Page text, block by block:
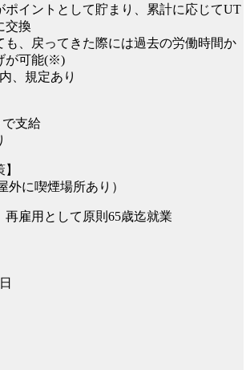
ポイントとして貯まり、累計に応じてUT
交換
も、戻ってきた際には過去の労働時間か
が可能(※)
、規定あり
で支給
外に喫煙場所あり）
雇用として原則65歳迄就業